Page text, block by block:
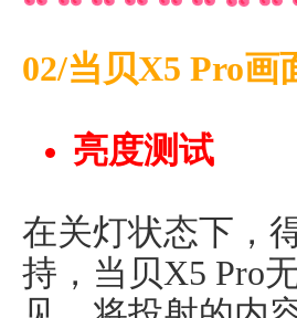
02/当贝X5 Pro画
亮度测试
在关灯状态下，
持，当贝X5 Pro